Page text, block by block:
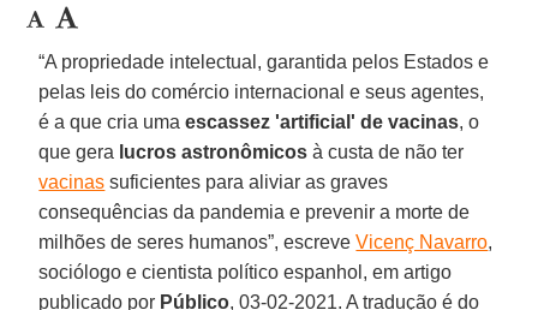
“A propriedade intelectual, garantida pelos Estados e
pelas leis do comércio internacional e seus agentes,
é a que cria umaescassez 'artificial' de vacinas, o
que gera lucros astronômicos à custa de não ter
vacinas suficientes para aliviar as graves
consequências da pandemia e prevenir a morte de
milhões de seres humanos”, escreveVicenç Navarro,
sociólogo e cientista político espanhol, em artigo
publicado por Público, 03-02-2021. A tradução é do